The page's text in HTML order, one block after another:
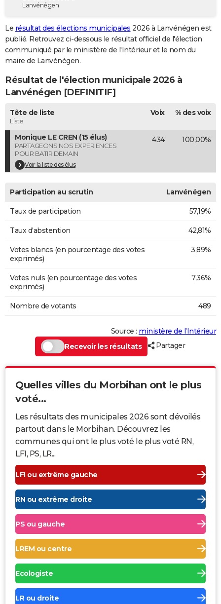
Destinations
City break
Voyage nature
Voyage de noces
Forum
GUIDES D'ACHAT
BONS PLANS
Carte de Noël
Carte Bonne année
Carte Saint-Valentin
Carte Pâques
Carte d'anniversaire
DICTIONNAIRE
Dictionnaire
Biographies
Citations
Expressions
Proverbes
PROGRAMME TV
COPAINS D'AVANT
S'inscrire
Se connecter
Lycées
Collèges
Primaires
Universités
Entreprises
Service militaire
Avis de recherche
AVIS DE DÉCÈS
FORUM
Bricolage
Lifestyle
Culture
Sport
Auto
Television
Voyage
Cinema
Lanvénégen
Le résultat des élections municipales 2026 à Lanvénégen est
publié. Retrouvez ci-dessous le résultat officiel de l'élection
communiqué par le ministère de l'Intérieur et le nom du
maire de Lanvénégen.
Résultat de l'élection municipale 2026 à
Lanvénégen [DEFINITIF]
Tête de liste
Liste
Voix % des voix
Monique LE CREN (15 élus)
PARTAGEONS NOS EXPERIENCES
POUR BATIR DEMAIN
Voir la liste des élus
434 100,00%
Participation au scrutin Lanvénégen
Taux de participation 57,19%
Taux d'abstention 42,81%
Votes blancs (en pourcentage des votes
exprimés)
3,89%
Votes nuls (en pourcentage des votes
exprimés)
7,36%
Nombre de votants 489
Source : ministère de l’Intérieur
Recevoir les résultats
Partager
Quelles villes du Morbihan ont le plus
voté...
Les résultats des municipales 2026 sont dévoilés
partout dans le Morbihan. Découvrez les
communes qui ont le plus voté le plus voté RN,
LFI, PS, LR...
LFI ou extrême gauche
RN ou extrême droite
PS ou gauche
LREM ou centre
Ecologiste
LR ou droite